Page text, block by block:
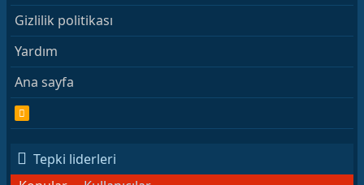
Gizlilik politikası
Yardım
Ana sayfa
S
Tepki liderleri